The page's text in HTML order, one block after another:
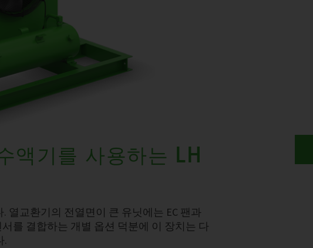
액기를 사용하는 LH
열교환기의 전열면이 큰 유닛에는 EC 팬과
를 결합하는 개별 옵션 덕분에 이 장치는 다
.